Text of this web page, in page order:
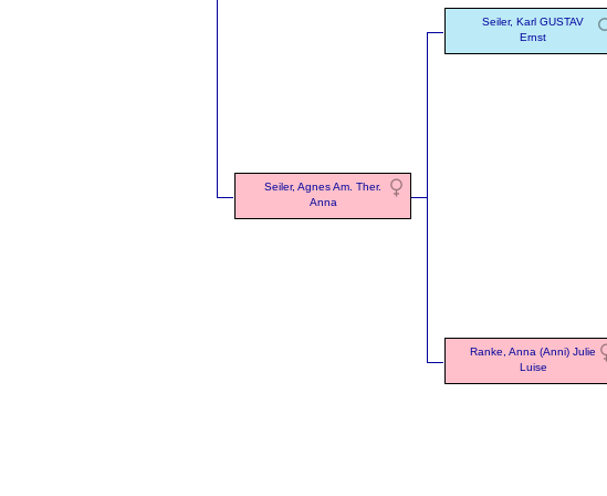
Seiler, Agnes Am. Ther.
Anna
Seiler, Karl GUSTAV
Ernst
Ranke, Anna (Anni) Julie
Luise